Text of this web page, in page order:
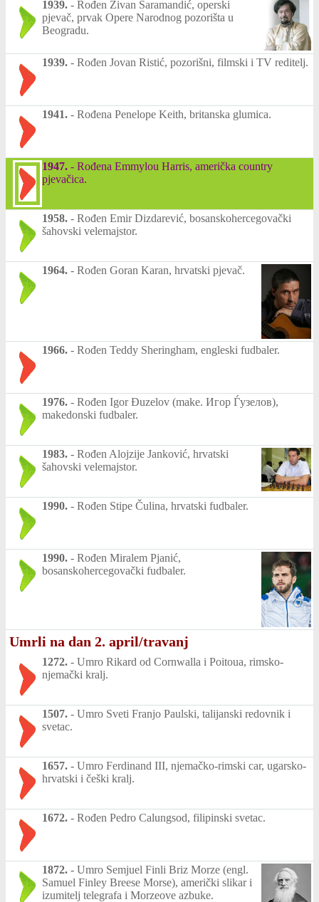
1939. - Rođen Živan Saramandić, operski
pjevač, prvak Opere Narodnog pozorišta u
Beogradu.
1939. - Rođen Jovan Ristić, pozorišni, filmski i TV reditelj.
1941. - Rođena Penelope Keith, britanska glumica.
1947. - Rođena Emmylou Harris, američka country
pjevačica.
1958. - Rođen Emir Dizdarević, bosanskohercegovački
šahovski velemajstor.
1964. - Rođen Goran Karan, hrvatski pjevač.
1966. - Rođen Teddy Sheringham, engleski fudbaler.
1976. - Rođen Igor Đuzelov (make. Игор Ѓузелов),
makedonski fudbaler.
1983. - Rođen Alojzije Janković, hrvatski
šahovski velemajstor.
1990. - Rođen Stipe Čulina, hrvatski fudbaler.
1990. - Rođen Miralem Pjanić,
bosanskohercegovački fudbaler.
Umrli na dan 2. april/travanj
1272. - Umro Rikard od Cornwalla i Poitoua, rimsko-
njemački kralj.
1507. - Umro Sveti Franjo Paulski, talijanski redovnik i
svetac.
1657. - Umro Ferdinand III, njemačko-rimski car, ugarsko-
hrvatski i češki kralj.
1672. - Rođen Pedro Calungsod, filipinski svetac.
1872. - Umro Semjuel Finli Briz Morze (engl.
Samuel Finley Breese Morse), američki slikar i
izumitelj telegrafa i Morzeove azbuke.